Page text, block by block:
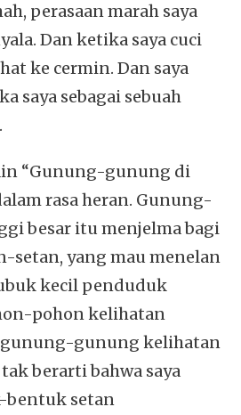
perasaan marah saya
Dan ketika saya cuci
ke cermin. Dan saya
saya sebagai sebuah
“Gunung-gunung di
rasa heran. Gunung-
besar itu menjelma bagi
setan, yang mau menelan
kecil penduduk
pohon kelihatan
gunung-gunung kelihatan
berarti bahwa saya
bentuk setan